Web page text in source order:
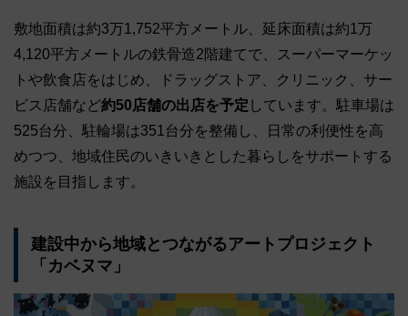
敷地面積は約3万1,752平方メートル、延床面積は約1万
4,120平方メートルの鉄骨造2階建てで、スーパーマーケッ
トや飲食店をはじめ、ドラッグストア、クリニック、サー
ビス店舗など約50店舗の出店を予定 しています。駐車場は
525台分、駐輪場は351台分を整備し、日常の利便性を高
めつつ、地域住民のいきいきとした暮らしをサポートする
施設を目指します。
建設中から地域とつながるアートプロジェクト
「カベヌマ」